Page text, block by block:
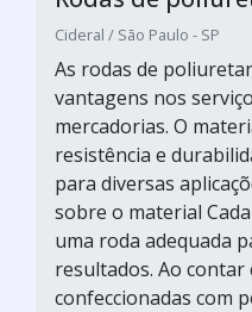
Cideral / São Paulo - SP
As rodas de
vantagens nos
mercadorias. O
resistência e
para diversas
sobre o material
uma roda adequada
resultados. Ao contar
confeccionadas com